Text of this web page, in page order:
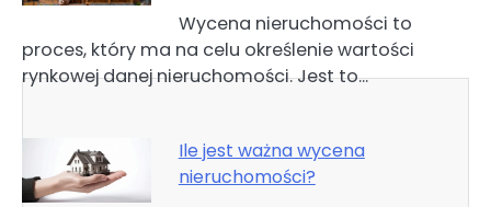
Wycena nieruchomości to
proces, który ma na celu określenie wartości
rynkowej danej nieruchomości. Jest to…
Ile jest ważna wycena
nieruchomości?